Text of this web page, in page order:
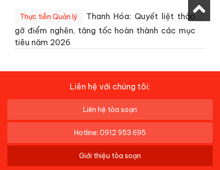
Thực tiễn Quản lý
Thanh Hóa: Quyết liệt tháo
gỡ điểm nghẽn, tăng tốc hoàn thành các mục
tiêu năm 2026
4
Liên hệ với chúng tôi:
Liên hệ tòa soạn
Hotline: 0912 953 695
Giới thiệu tòa soạn